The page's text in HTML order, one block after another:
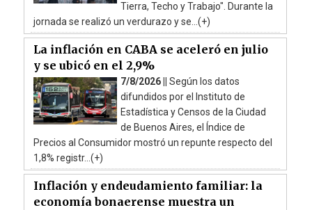
Tierra, Techo y Trabajo". Durante la
jornada se realizó un verdurazo y se...(+)
La inflación en CABA se aceleró en julio
y se ubicó en el 2,9%
7/8/2026 || Según los datos
difundidos por el Instituto de
Estadística y Censos de la Ciudad
de Buenos Aires, el Índice de
Precios al Consumidor mostró un repunte respecto del
1,8% registr...(+)
Inflación y endeudamiento familiar: la
economía bonaerense muestra un